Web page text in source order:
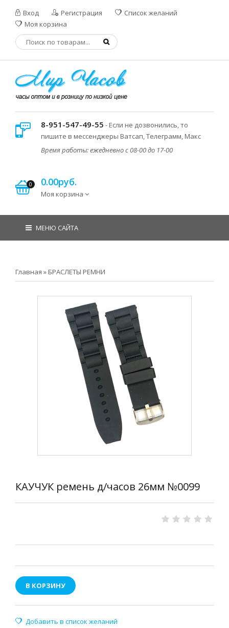
Вход Регистрация
Список желаний
Моя корзина
8-951-547-49-55 - Если не дозвонились, то
пишите в мессенджеры Ватсап, Телеграмм, Макс
Время работы: ежедневно с 08-00 до 17-00
0 0.00руб.
Моя корзина
МЕНЮ САЙТА
Главная » БРАСЛЕТЫ РЕМНИ
КАУЧУК ремень д/часов 26мм №0099
В КОРЗИНУ